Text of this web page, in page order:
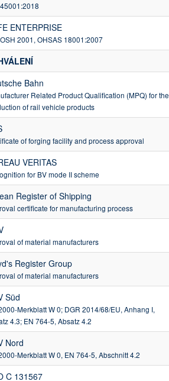
ENTERPRISE
2001, OHSAS 18001:2007
Bahn
Related Product Qualification (MPQ) for the
of rail vehicle products
of forging facility and process approval
VERITAS
for BV mode II scheme
Register of Shipping
certificate for manufacturing process
of material manufacturers
Register Group
of material manufacturers
Süd
Merkblatt W 0; DGR 2014/68/EU, Anhang I,
4.3; EN 764-5, Absatz 4.2
Nord
Merkblatt W 0, EN 764-5, Abschnitt 4.2
C 131567